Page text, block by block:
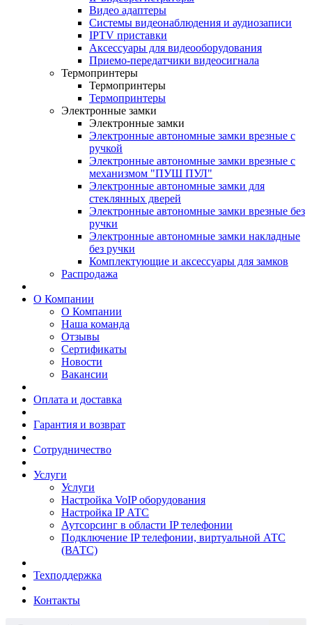
Видео адаптеры
Системы видеонаблюдения и аудиозаписи
IPTV приставки
Аксессуары для видеооборудования
Приемо-передатчики видеосигнала
Термопринтеры
Термопринтеры
Термопринтеры
Электронные замки
Электронные замки
Электронные автономные замки врезные с
ручкой
Электронные автономные замки врезные с
механизмом "ПУШ ПУЛ"
Электронные автономные замки для
стеклянных дверей
Электронные автономные замки врезные без
ручки
Электронные автономные замки накладные
без ручки
Комплектующие и аксессуары для замков
Распродажа
О Компании
О Компании
Наша команда
Отзывы
Сертификаты
Новости
Вакансии
Оплата и доставка
Гарантия и возврат
Сотрудничество
Услуги
Услуги
Настройка VoIP оборудования
Настройка IP АТС
Аутсорсинг в области IP телефонии
Подключение IP телефонии, виртуальной АТС
(ВАТС)
Техподдержка
Контакты